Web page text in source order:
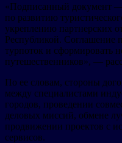
«Подписанный документ —
по развитию
укреплению партнерских
Республикой. Соглашение
турпоток и сформировать
путешественников», —
По ее словам, стороны
между специалистами
городов, проведении
деловых миссий, обмене
продвижении проектов с
сервисов.